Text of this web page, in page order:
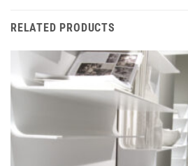
RELATED PRODUCTS